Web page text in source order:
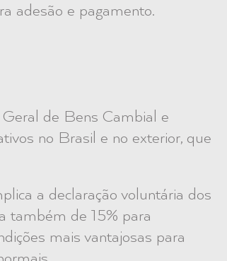
adesão e pagamento.
de Bens Cambial e
no Brasil e no exterior, que
a declaração voluntária dos
também de 15% para
mais vantajosas para